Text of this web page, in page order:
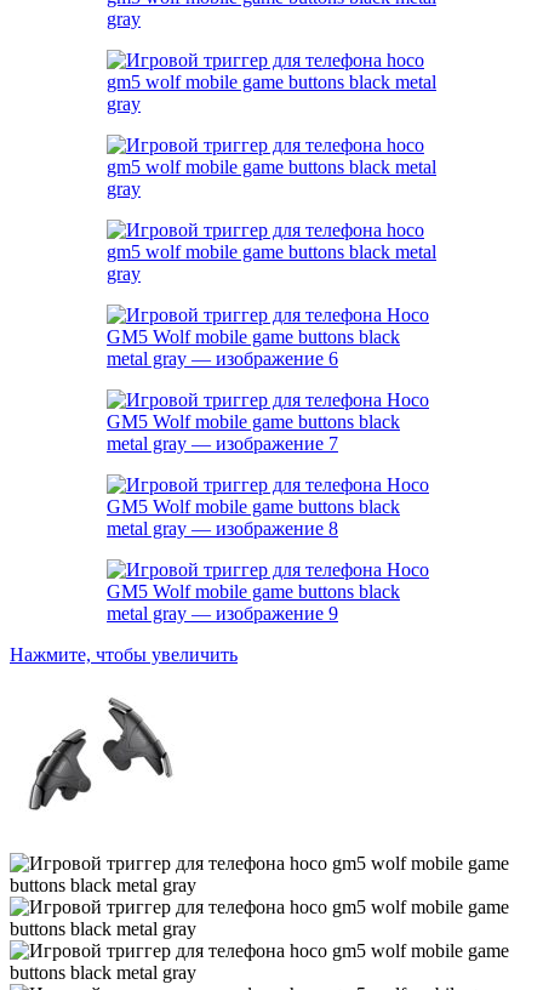
Нажмите, чтобы увеличить